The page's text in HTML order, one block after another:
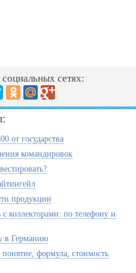
сетях:
от государства
командировок
продукции
с коллекторами: по телефону и
в Германию
формула, стоимость